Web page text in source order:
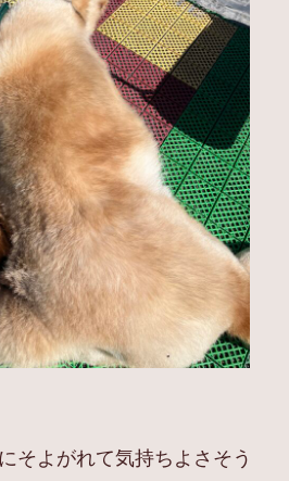
そよがれて気持ちよさそう